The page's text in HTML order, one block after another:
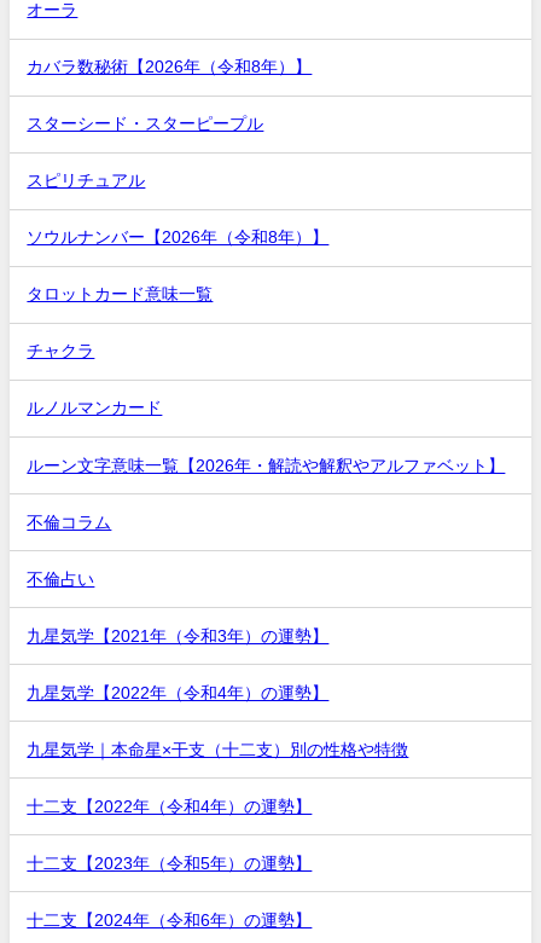
オーラ
カバラ数秘術【2026年（令和8年）】
スターシード・スターピープル
スピリチュアル
ソウルナンバー【2026年（令和8年）】
タロットカード意味一覧
チャクラ
ルノルマンカード
ルーン文字意味一覧【2026年・解読や解釈やアルファベット】
不倫コラム
不倫占い
九星気学【2021年（令和3年）の運勢】
九星気学【2022年（令和4年）の運勢】
九星気学｜本命星×干支（十二支）別の性格や特徴
十二支【2022年（令和4年）の運勢】
十二支【2023年（令和5年）の運勢】
十二支【2024年（令和6年）の運勢】